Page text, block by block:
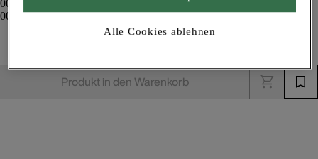
Scrubs Handreinigungstücher 1857
Produkt in den Warenkorb
Alle Cookies ablehnen